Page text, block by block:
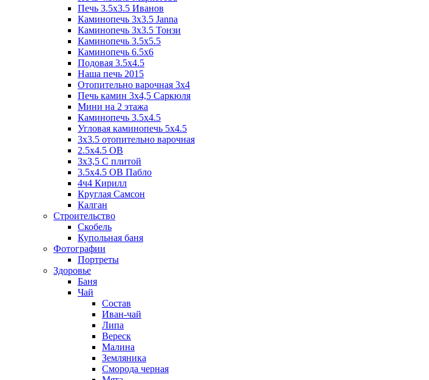
Печь 3.5x3.5 Иванов
Каминопечь 3x3.5 Janna
Каминопечь 3x3.5 Тонзи
Каминопечь 3.5х5.5
Каминопечь 6.5x6
Подовая 3.5х4.5
Наша печь 2015
Отопительно варочная 3х4
Печь камин 3х4,5 Саркюля
Мини на 2 этажа
Каминопечь 3.5х4.5
Угловая каминопечь 5х4.5
3х3.5 отопительно варочная
2.5х4.5 ОВ
3х3,5 C плитой
3.5х4.5 ОВ Пабло
4ч4 Кирилл
Круглая Самсон
Калган
Строительство
Скобель
Купольная баня
Фотографии
Портреты
Здоровье
Баня
Чай
Состав
Иван-чай
Липа
Вереск
Малина
Земляника
Сморода черная